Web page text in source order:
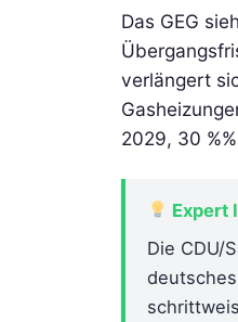
Das GEG
verlängert
2029, 30
Expert
Die CDU/